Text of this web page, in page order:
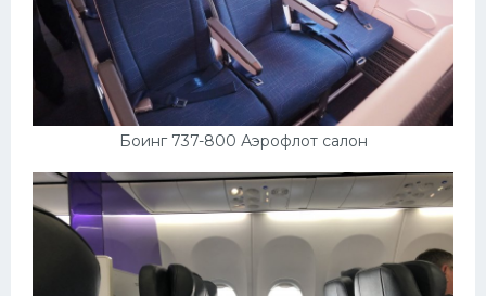
Боинг 737-800 Аэрофлот салон